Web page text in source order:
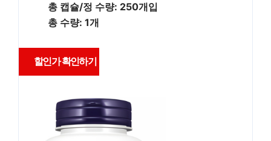
총 캡슐/정 수량: 250개입
총 수량: 1개
할인가 확인하기